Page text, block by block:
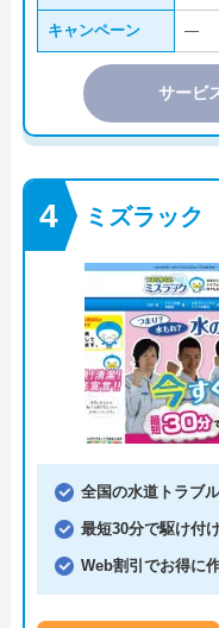
キャンペーン ―
サービ
ミズラック
全国の水道トラブ
最短30分で駆け付
Web割引でお得に